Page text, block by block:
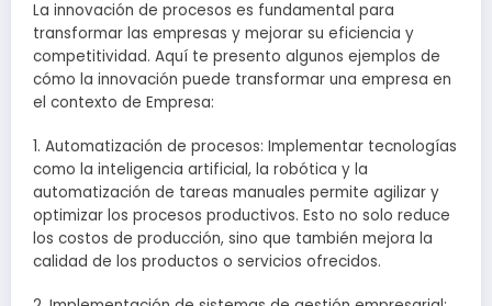
La innovación de procesos es fundamental para
transformar las empresas y mejorar su eficiencia y
competitividad. Aquí te presento algunos ejemplos de
cómo la innovación puede transformar una empresa en
el contexto de Empresa:
1. Automatización de procesos: Implementar tecnologías
como la inteligencia artificial, la robótica y la
automatización de tareas manuales permite agilizar y
optimizar los procesos productivos. Esto no solo reduce
los costos de producción, sino que también mejora la
calidad de los productos o servicios ofrecidos.